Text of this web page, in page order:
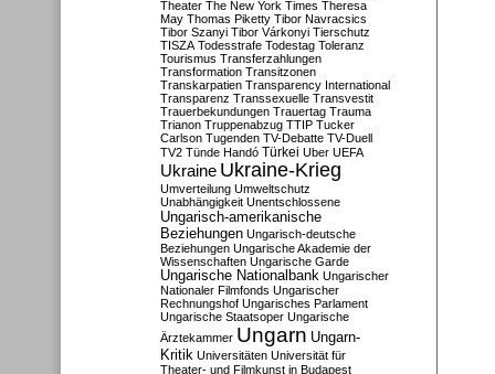
Theater The New York Times Theresa
May Thomas Piketty Tibor Navracsics
Tibor Szanyi Tibor Várkonyi Tierschutz
TISZA Todesstrafe Todestag Toleranz
Tourismus Transferzahlungen
Transformation Transitzonen
Transkarpatien Transparency International
Transparenz Transsexuelle Transvestit
Trauerbekundungen Trauertag Trauma
Trianon Truppenabzug TTIP Tucker
Carlson Tugenden TV-Debatte TV-Duell
TV2 Tünde Handó Türkei Uber UEFA
Ukraine Ukraine-Krieg
Umverteilung Umweltschutz
Unabhängigkeit Unentschlossene
Ungarisch-amerikanische
Beziehungen Ungarisch-deutsche
Beziehungen Ungarische Akademie der
Wissenschaften Ungarische Garde
Ungarische Nationalbank Ungarischer
Nationaler Filmfonds Ungarischer
Rechnungshof Ungarisches Parlament
Ungarische Staatsoper Ungarische
Ärztekammer Ungarn Ungarn-
Kritik Universitäten Universität für
Theater- und Filmkunst in Budapest